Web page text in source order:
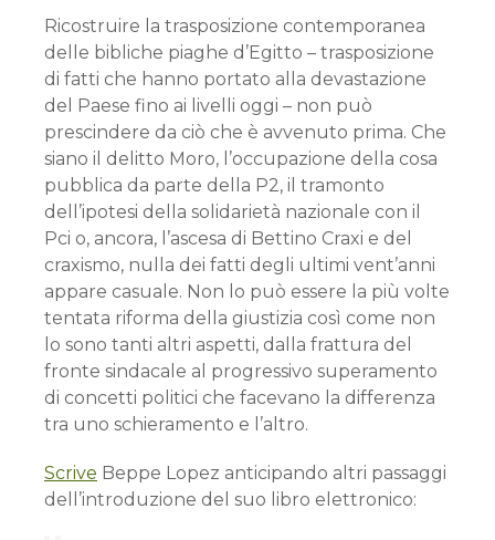
Ricostruire la trasposizione contemporanea
delle bibliche piaghe d’Egitto – trasposizione
di fatti che hanno portato alla devastazione
del Paese fino ai livelli oggi – non può
prescindere da ciò che è avvenuto prima. Che
siano il delitto Moro, l’occupazione della cosa
pubblica da parte della P2, il tramonto
dell’ipotesi della solidarietà nazionale con il
Pci o, ancora, l’ascesa di Bettino Craxi e del
craxismo, nulla dei fatti degli ultimi vent’anni
appare casuale. Non lo può essere la più volte
tentata riforma della giustizia così come non
lo sono tanti altri aspetti, dalla frattura del
fronte sindacale al progressivo superamento
di concetti politici che facevano la differenza
tra uno schieramento e l’altro.
Scrive Beppe Lopez anticipando altri passaggi
dell’introduzione del suo libro elettronico: